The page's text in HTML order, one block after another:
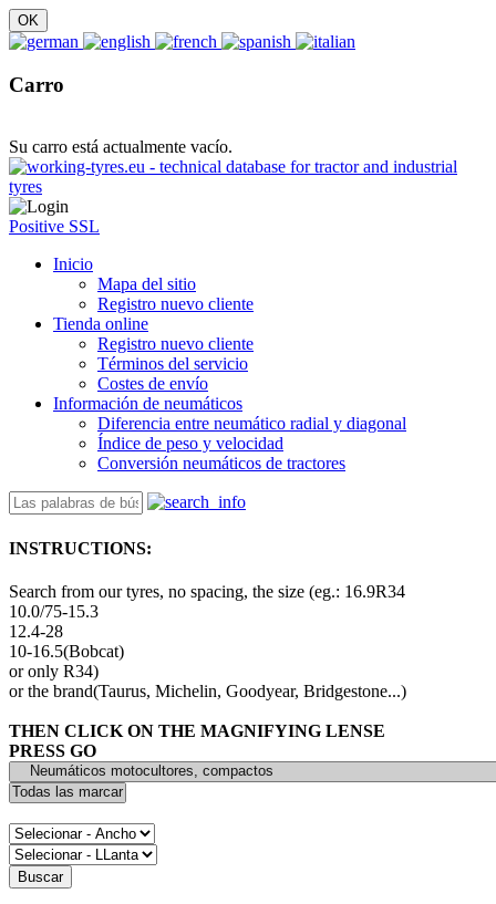
Carro
Su carro está actualmente vacío.
Positive SSL
Inicio
Mapa del sitio
Registro nuevo cliente
Tienda online
Registro nuevo cliente
Términos del servicio
Costes de envío
Información de neumáticos
Diferencia entre neumático radial y diagonal
Índice de peso y velocidad
Conversión neumáticos de tractores
INSTRUCTIONS:
Search from our tyres, no spacing, the size (eg.: 16.9R34
10.0/75-15.3
12.4-28
10-16.5(Bobcat)
or only R34)
or the brand(Taurus, Michelin, Goodyear, Bridgestone...)
THEN CLICK ON THE MAGNIFYING LENSE
PRESS GO